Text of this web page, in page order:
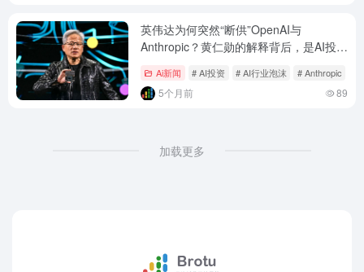
英伟达为何突然“断供”OpenAI与
Anthropic？黄仁勋的解释背后，是AI投资
Ai新闻 # AI投资 # AI行业泡沫 # Anthropic
5个月前 89
加载更多